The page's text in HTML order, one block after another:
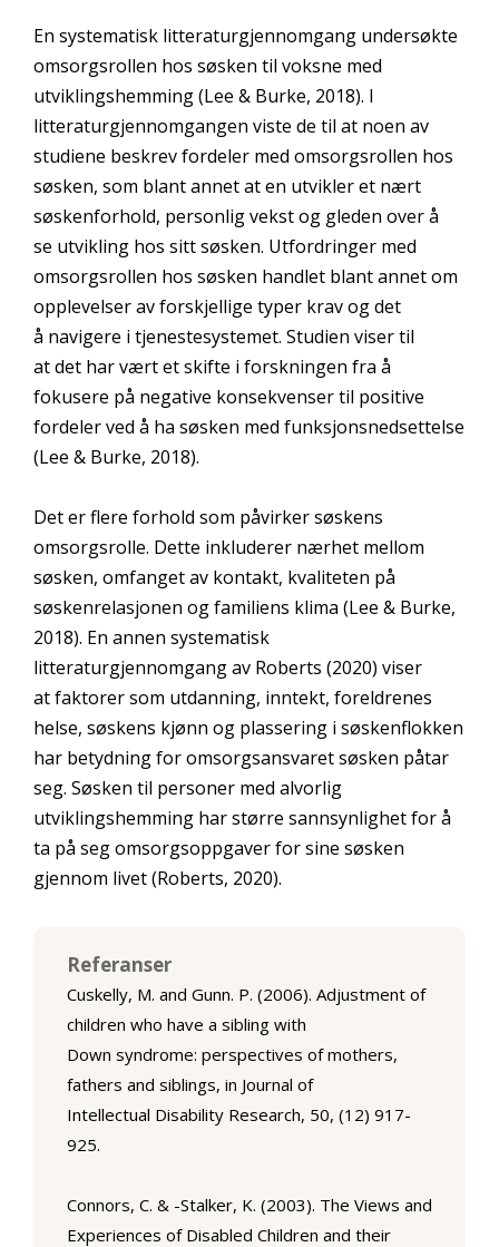
En systematisk litteraturgjennomgang undersøkte
omsorgsrollen hos søsken til voksne med
utviklingshemming (Lee & Burke, 2018). I
litteraturgjennomgangen viste de til at noen av
studiene beskrev fordeler med omsorgsrollen hos
søsken, som blant annet at en utvikler et nært
søskenforhold, personlig vekst og gleden over å
se utvikling hos sitt søsken. Utfordringer med
omsorgsrollen hos søsken handlet blant annet om
opplevelser av forskjellige typer krav og det
å navigere i tjenestesystemet. Studien viser til
at det har vært et skifte i forskningen fra å
fokusere på negative konsekvenser til positive
fordeler ved å ha søsken med funksjonsnedsettelse
(Lee & Burke, 2018).
Det er flere forhold som påvirker søskens
omsorgsrolle. Dette inkluderer nærhet mellom
søsken, omfanget av kontakt, kvaliteten på
søskenrelasjonen og familiens klima (Lee & Burke,
2018). En annen systematisk
litteraturgjennomgang av Roberts (2020) viser
at faktorer som utdanning, inntekt, foreldrenes
helse, søskens kjønn og plassering i søskenflokken
har betydning for omsorgsansvaret søsken påtar
seg. Søsken til personer med alvorlig
utviklingshemming har større sannsynlighet for å
ta på seg omsorgsoppgaver for sine søsken
gjennom livet (Roberts, 2020).
Referanser
Cuskelly, M. and Gunn. P. (2006). Adjustment of
children who have a sibling with
Down syndrome: perspectives of mothers,
fathers and siblings, in Journal of
Intellectual Disability Research, 50, (12) 917-
925.
Connors, C. & -Stalker, K. (2003). The Views and
Experiences of Disabled Children and their